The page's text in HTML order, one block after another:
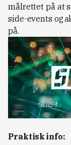
målrettet på at
side-events og
på.
Praktisk info: